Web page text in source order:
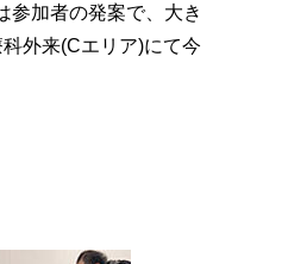
参加者の発案で、大き
外来(Cエリア)にて今